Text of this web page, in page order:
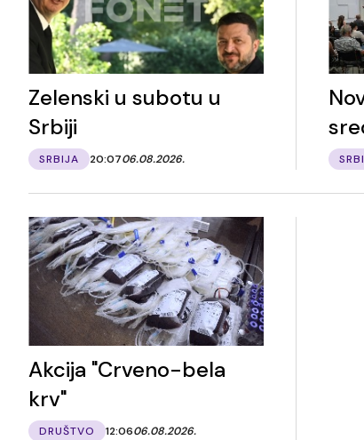
Zelenski u subotu u
Srbiji
SRBIJA 20:0706.08.2026.
Akcija "Crveno-bela
krv"
DRUŠTVO 12:0606.08.2026.